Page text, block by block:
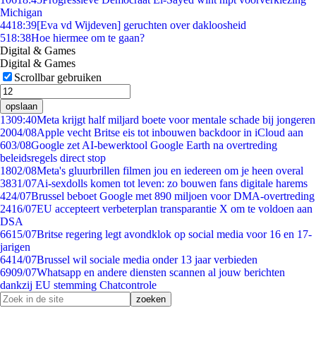
Michigan
4418:39[Eva vd Wijdeven] geruchten over dakloosheid
518:38Hoe hiermee om te gaan?
Digital & Games
Digital & Games
Scrollbar gebruiken
opslaan
1309:40Meta krijgt half miljard boete voor mentale schade bij jongeren
2004/08Apple vecht Britse eis tot inbouwen backdoor in iCloud aan
603/08Google zet AI-bewerktool Google Earth na overtreding
beleidsregels direct stop
1802/08Meta's gluurbrillen filmen jou en iedereen om je heen overal
3831/07Ai-sexdolls komen tot leven: zo bouwen fans digitale harems
424/07Brussel beboet Google met 890 miljoen voor DMA-overtreding
2416/07EU accepteert verbeterplan transparantie X om te voldoen aan
DSA
6615/07Britse regering legt avondklok op social media voor 16 en 17-
jarigen
6414/07Brussel wil sociale media onder 13 jaar verbieden
6909/07Whatsapp en andere diensten scannen al jouw berichten
dankzij EU stemming Chatcontrole